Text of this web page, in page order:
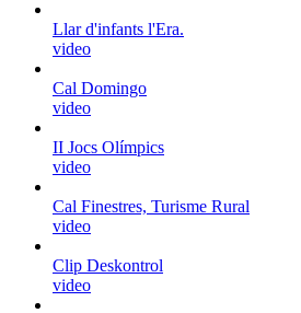
Llar d'infants l'Era.
video
Cal Domingo
video
II Jocs Olímpics
video
Cal Finestres, Turisme Rural
video
Clip Deskontrol
video